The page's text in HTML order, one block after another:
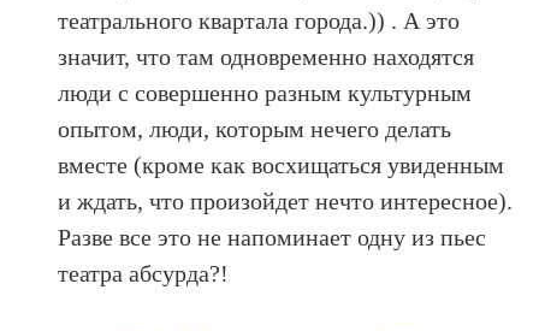
театрального квартала города.)) . А это
значит, что там одновременно находятся
люди с совершенно разным культурным
опытом, люди, которым нечего делать
вместе (кроме как восхищаться увиденным
и ждать, что произойдет нечто интересное).
Разве все это не напоминает одну из пьес
театра абсурда?!